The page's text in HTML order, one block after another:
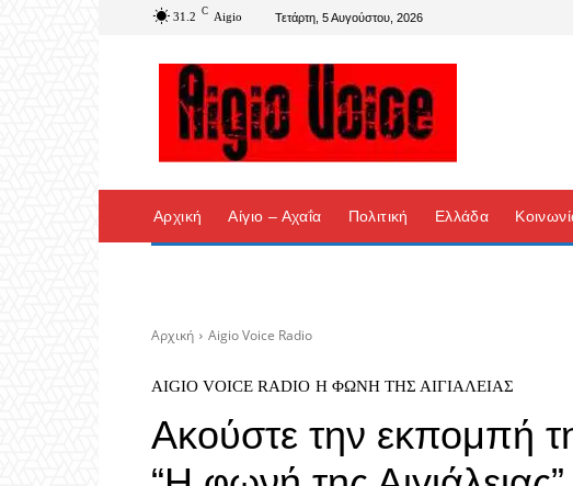
31.2 C Aigio Τετάρτη, 5 Αυγούστου, 2026
Αρχική Αίγιο – Αχαΐα Πολιτική Ελλάδα
Αρχική Aigio Voice Radio
AIGIO VOICE RADIO Η ΦΩΝΉ ΤΗΣ ΑΙΓΙΆΛΕΙΑΣ
Ακούστε την εκπομπή